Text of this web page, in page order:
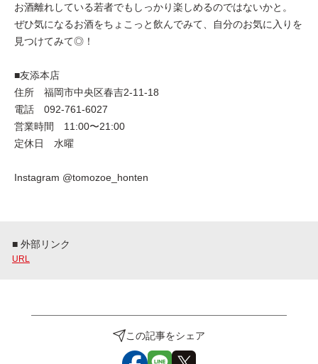
お酒離れしている若者でもしっかり楽しめるのではないかと。
ぜひ気になるお酒をちょこっと飲んでみて、自分のお気に入りを
見つけてみて◎！
■友添本店
住所 福岡市中央区春吉2-11-18
電話 092-761-6027
営業時間 11:00〜21:00
定休日 水曜
Instagram @tomozoe_honten
■ 外部リンク
URL
この記事をシェア